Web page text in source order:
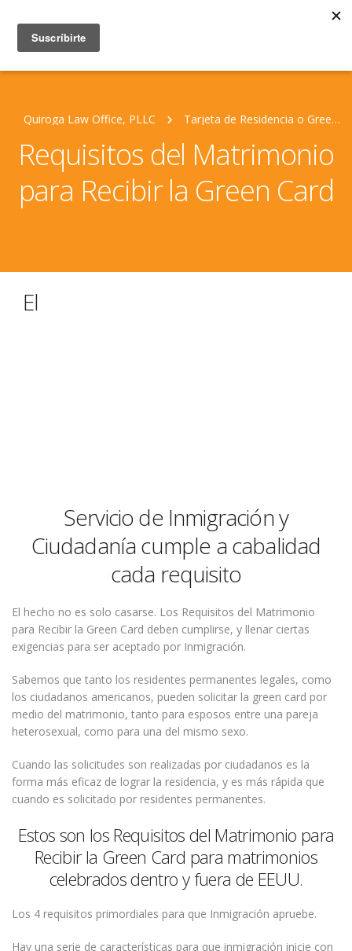
Quiroga Law Office, PLLC Tarjeta de Residencia o Green Card
Requisitos del Matrimonio
para Recibir la Green Card
El
Servicio de Inmigración y
Ciudadanía cumple a cabalidad
cada requisito
El hecho no es solo casarse. Los Requisitos del Matrimonio
para Recibir la Green Card deben cumplirse, y llenar ciertas
exigencias para ser aceptado por Inmigración.
Sabemos que tanto los residentes permanentes legales, como
los ciudadanos americanos, pueden solicitar la green card por
medio del matrimonio, tanto para esposos entre una pareja
heterosexual, como para una del mismo sexo.
Cuando las solicitudes son realizadas por ciudadanos es la
forma más eficaz de lograr la residencia, y es más rápida que
cuando es solicitado por residentes permanentes.
Estos son los Requisitos del Matrimonio para
Recibir la Green Card para matrimonios
celebrados dentro y fuera de EEUU.
Los 4 requisitos primordiales para que Inmigración apruebe.
Hay una serie de características para que inmigración inicie con